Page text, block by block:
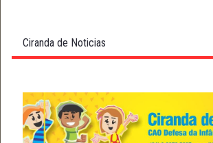
Ciranda de Noticias